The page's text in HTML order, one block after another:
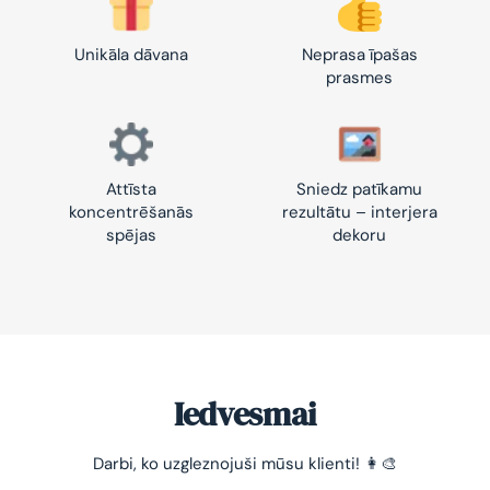
Unikāla dāvana
Neprasa īpašas
prasmes
Attīsta
koncentrēšanās
spējas
Sniedz patīkamu
rezultātu – interjera
dekoru
Iedvesmai
Darbi, ko uzgleznojuši mūsu klienti! 👩‍🎨
-10% pirmajam pasūtījumam
Vienkāršs veids, kā atslābināties un nomierināt